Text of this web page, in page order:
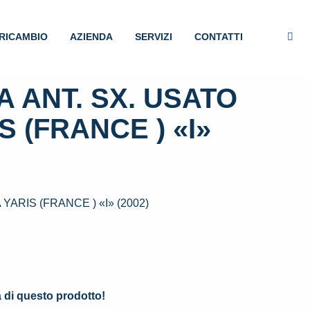
AZIENDA SERVIZI CONTATTI
ANT. SX. USATO
(FRANCE ) «I»
(FRANCE ) «I» (2002)
di questo prodotto!